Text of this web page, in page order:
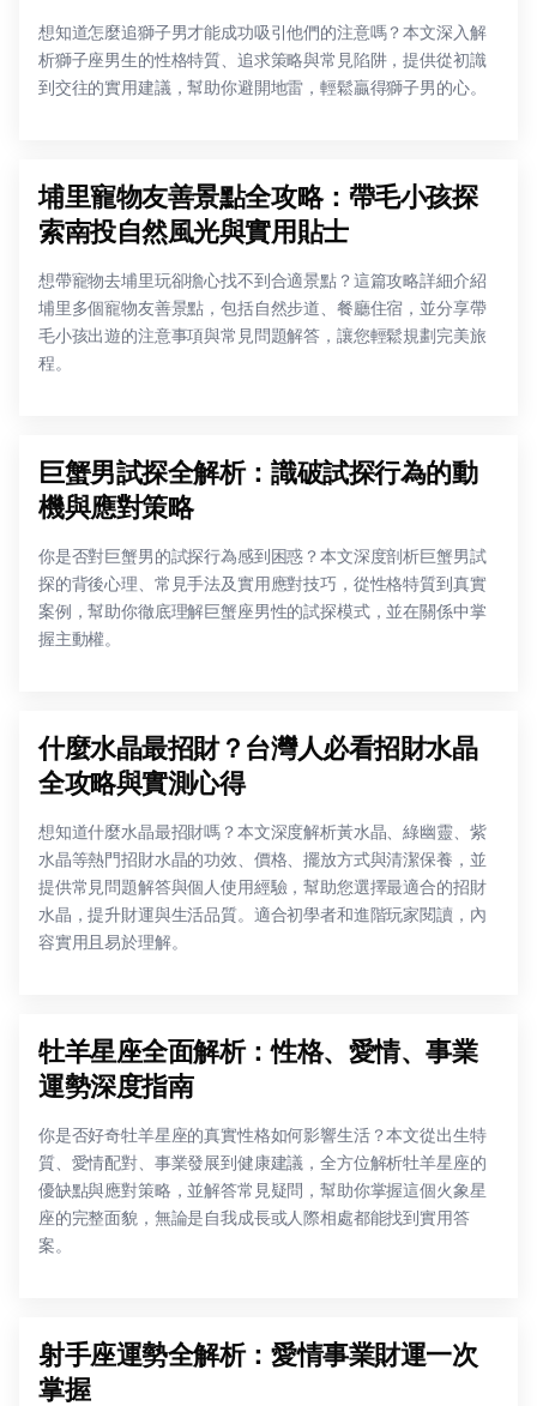
想知道怎麼追獅子男才能成功吸引他們的注意嗎？本文深入解
析獅子座男生的性格特質、追求策略與常見陷阱，提供從初識
到交往的實用建議，幫助你避開地雷，輕鬆贏得獅子男的心。
埔里寵物友善景點全攻略：帶毛小孩探
索南投自然風光與實用貼士
想帶寵物去埔里玩卻擔心找不到合適景點？這篇攻略詳細介紹
埔里多個寵物友善景點，包括自然步道、餐廳住宿，並分享帶
毛小孩出遊的注意事項與常見問題解答，讓您輕鬆規劃完美旅
程。
巨蟹男試探全解析：識破試探行為的動
機與應對策略
你是否對巨蟹男的試探行為感到困惑？本文深度剖析巨蟹男試
探的背後心理、常見手法及實用應對技巧，從性格特質到真實
案例，幫助你徹底理解巨蟹座男性的試探模式，並在關係中掌
握主動權。
什麼水晶最招財？台灣人必看招財水晶
全攻略與實測心得
想知道什麼水晶最招財嗎？本文深度解析黃水晶、綠幽靈、紫
水晶等熱門招財水晶的功效、價格、擺放方式與清潔保養，並
提供常見問題解答與個人使用經驗，幫助您選擇最適合的招財
水晶，提升財運與生活品質。適合初學者和進階玩家閱讀，內
容實用且易於理解。
牡羊星座全面解析：性格、愛情、事業
運勢深度指南
你是否好奇牡羊星座的真實性格如何影響生活？本文從出生特
質、愛情配對、事業發展到健康建議，全方位解析牡羊星座的
優缺點與應對策略，並解答常見疑問，幫助你掌握這個火象星
座的完整面貌，無論是自我成長或人際相處都能找到實用答
案。
射手座運勢全解析：愛情事業財運一次
掌握